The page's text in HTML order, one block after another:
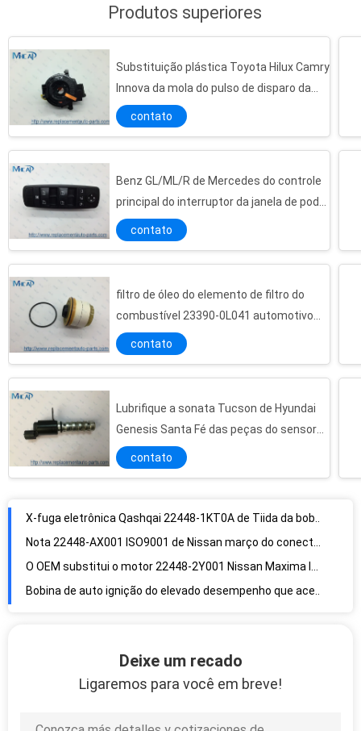
Produtos superiores
Substituição plástica Toyota Hilux Camry
Innova da mola do pulso de disparo da
bolsa a ar 84306-0K050
contato
Benz GL/ML/R de Mercedes do controle
principal do interruptor da janela de poder
- classe 2518300290 A2518300290
contato
filtro de óleo do elemento de filtro do
combustível 23390-0L041 automotivo
para o recolhimento Lexus de Toyota
Hilux III
contato
Lubrifique a sonata Tucson de Hyundai
Genesis Santa Fé das peças do sensor
da válvula de controle 24355-2G500 do
fluxo
contato
Reparo a rendimento elevado Daihatsu Mira Sirion 90048-52125 da bobina de auto ignição
Deixe um recado
Ligaremos para você em breve!